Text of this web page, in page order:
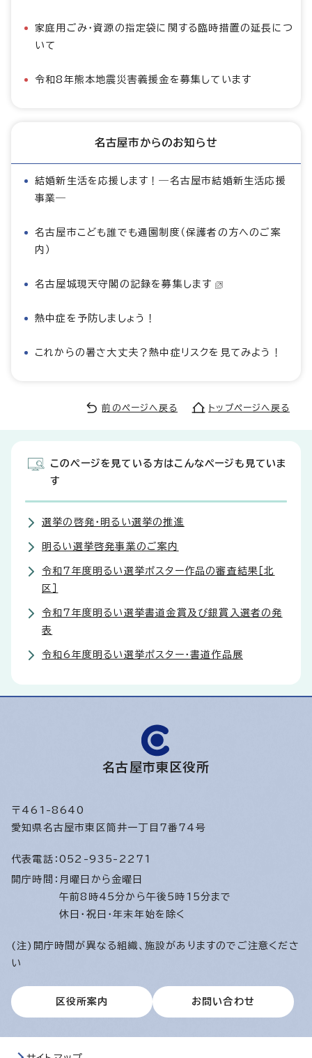
家庭用ごみ・資源の指定袋に関する臨時措置の延長につ
いて
令和8年熊本地震災害義援金を募集しています
名古屋市からのお知らせ
結婚新生活を応援します！―名古屋市結婚新生活応援
事業―
名古屋市こども誰でも通園制度（保護者の方へのご案
内）
名古屋城現天守閣の記録を募集します
熱中症を予防しましょう！
これからの暑さ大丈夫？熱中症リスクを見てみよう！
前のページへ戻る トップページへ戻る
このページを見ている方はこんなページも見ていま
す
選挙の啓発・明るい選挙の推進
明るい選挙啓発事業のご案内
令和7年度明るい選挙ポスター作品の審査結果［北
区］
令和7年度明るい選挙書道金賞及び銀賞入選者の発
表
令和6年度明るい選挙ポスター・書道作品展
名古屋市東区役所
〒461-8640
愛知県名古屋市東区筒井一丁目7番74号
代表電話： 052-935-2271
開庁時間： 月曜日から金曜日
午前8時45分から午後5時15分まで
休日・祝日・年末年始を除く
(注)開庁時間が異なる組織、施設がありますのでご注意くださ
い
区役所案内 お問い合わせ